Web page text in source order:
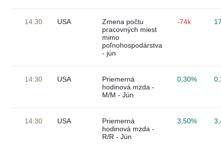
14:30 USA
Zmena počtu
pracovných miest
mimo
poľnohospodárstva
- jún
-74k
14:30 USA
Priemerná
hodinová mzda -
M/M - Jún
0,30%
14:30 USA
Priemerná
hodinová mzda -
R/R - Jún
3,50%